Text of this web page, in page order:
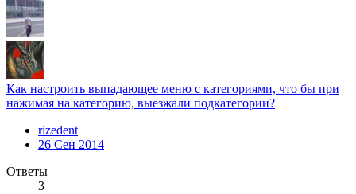
Как настроить выпадающее меню с категориями, что бы при
нажимая на категорию, выезжали подкатегории?
rizedent
26 Сен 2014
Ответы
3